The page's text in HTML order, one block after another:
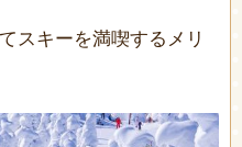
スキーを満喫するメリ